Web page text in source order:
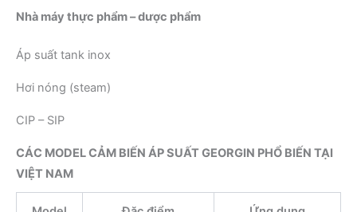
Nhà máy thực phẩm – dược phẩm
Áp suất tank inox
Hơi nóng (steam)
CIP – SIP
CÁC MODEL CẢM BIẾN ÁP SUẤT GEORGIN PHỔ BIẾN TẠI
VIỆT NAM